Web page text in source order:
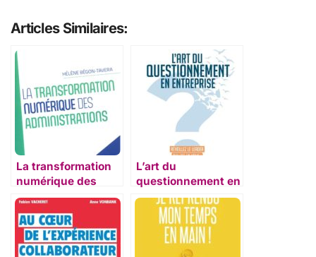
Articles Similaires:
La transformation
numérique des
administrations
L’art du
questionnement en
entreprise